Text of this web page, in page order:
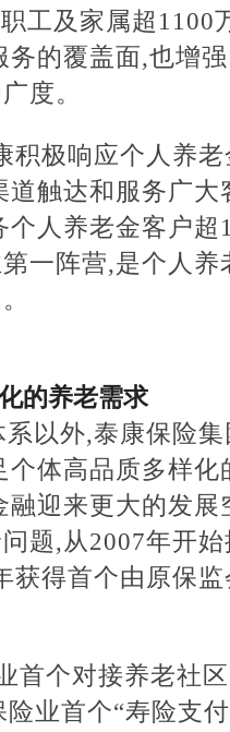
工及家属超1100
的覆盖面,也增
度。
积极响应个人养
触达和服务广大
人养老金客户超
一阵营,是个人养
的养老需求
以外,泰康保险
体高品质多样化
迎来更大的发展
题,从2007年开
获得首个由原保
首个对接养老社
业首个“寿险支